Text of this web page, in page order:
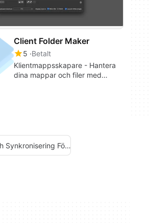
Client Folder Maker
5 Betalt
Klientmappsskapare - Hantera
dina mappar och filer med
Säkerhetskopiering Och Synkronisering För Mac